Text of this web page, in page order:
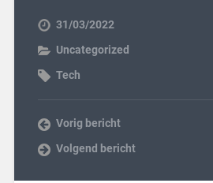
31/03/2022
Uncategorized
Tech
Vorig bericht
Volgend bericht